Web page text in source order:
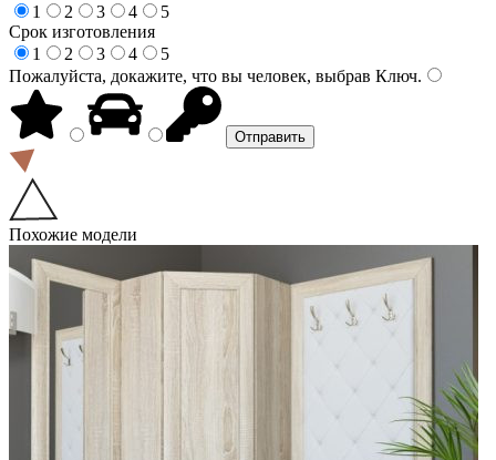
1
2 3 4
5
Срок изготовления
1
2 3 4
5
Пожалуйста, докажите, что вы человек, выбрав Ключ.
Похожие модели